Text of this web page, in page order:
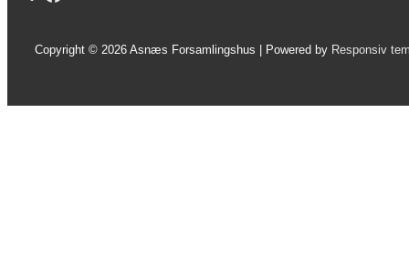
Copyright © 2026 Asnæs Forsamlingshus | Powered by Responsiv